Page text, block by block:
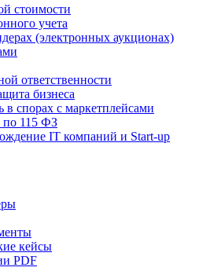
стоимости
учета
(электронных аукционах)
ответственности
бизнеса
спорах с маркетплейсами
по 115 ФЗ
IT компаний и Start-up
кейсы
PDF